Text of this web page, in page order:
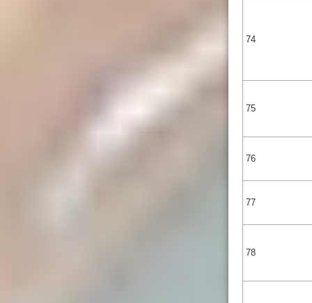
74
75
76
77
78